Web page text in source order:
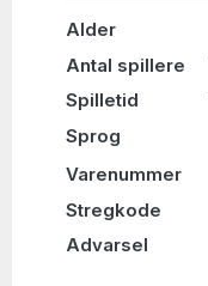
Alder
Antal spillere
Spilletid
Sprog
Varenummer
Stregkode
Advarsel